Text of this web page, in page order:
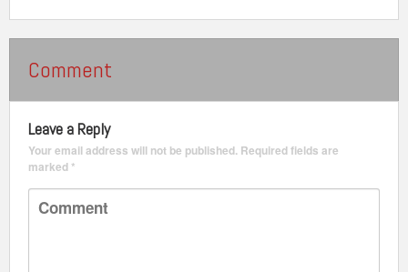
Comment
Leave a Reply
Your email address will not be published. Required fields are
marked*